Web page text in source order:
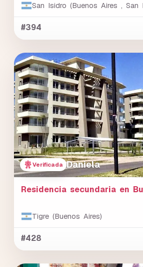
San Isidro (Buenos Aires , San
#394
Verificada Daniela
Residencia secundaria en
Tigre (Buenos Aires)
#428